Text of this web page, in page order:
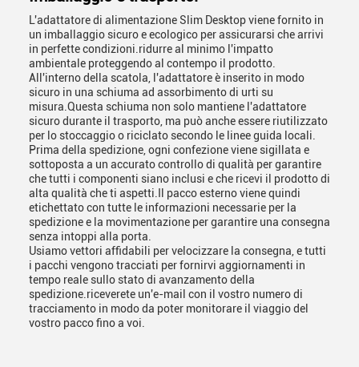
L'adattatore di alimentazione Slim Desktop viene fornito in
un imballaggio sicuro e ecologico per assicurarsi che arrivi
in perfette condizioni.ridurre al minimo l'impatto
ambientale proteggendo al contempo il prodotto.
All'interno della scatola, l'adattatore è inserito in modo
sicuro in una schiuma ad assorbimento di urti su
misura.Questa schiuma non solo mantiene l'adattatore
sicuro durante il trasporto, ma può anche essere riutilizzato
per lo stoccaggio o riciclato secondo le linee guida locali.
Prima della spedizione, ogni confezione viene sigillata e
sottoposta a un accurato controllo di qualità per garantire
che tutti i componenti siano inclusi e che ricevi il prodotto di
alta qualità che ti aspetti.Il pacco esterno viene quindi
etichettato con tutte le informazioni necessarie per la
spedizione e la movimentazione per garantire una consegna
senza intoppi alla porta.
Usiamo vettori affidabili per velocizzare la consegna, e tutti
i pacchi vengono tracciati per fornirvi aggiornamenti in
tempo reale sullo stato di avanzamento della
spedizione.riceverete un'e-mail con il vostro numero di
tracciamento in modo da poter monitorare il viaggio del
vostro pacco fino a voi.